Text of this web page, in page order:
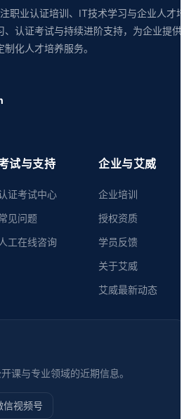
职业认证培训、IT技术学习与企业人才培
、认证考试与持续进阶支持，为企业提供
化人才培养服务。
试与支持
证考试中心
见问题
人工在线咨询
企业与艾威
企业培训
授权资质
学员反馈
关于艾威
艾威最新动态
课与专业领域的近期信息。
信视频号